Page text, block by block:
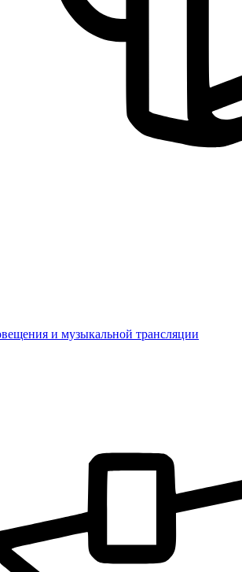
и музыкальной трансляции